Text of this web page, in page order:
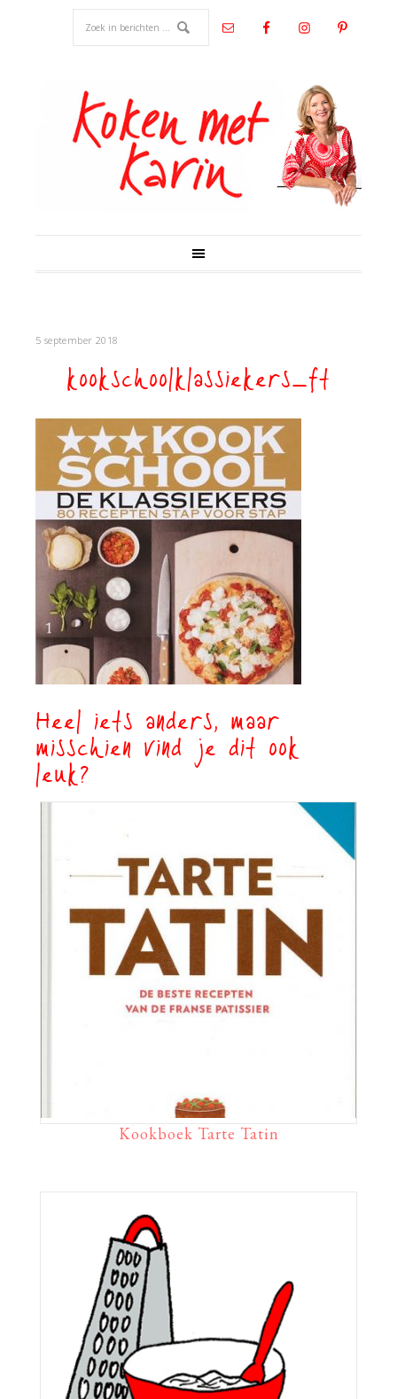
5 september 2018
kookschoolklassiekers_ft
Heel iets anders, maar
misschien vind je dit ook
leuk?
Kookboek Tarte Tatin